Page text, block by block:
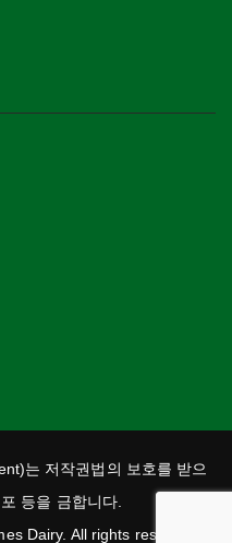
는 저작권법의 보호를 받으
등을 금합니다.
Dairy. All rights reserved.